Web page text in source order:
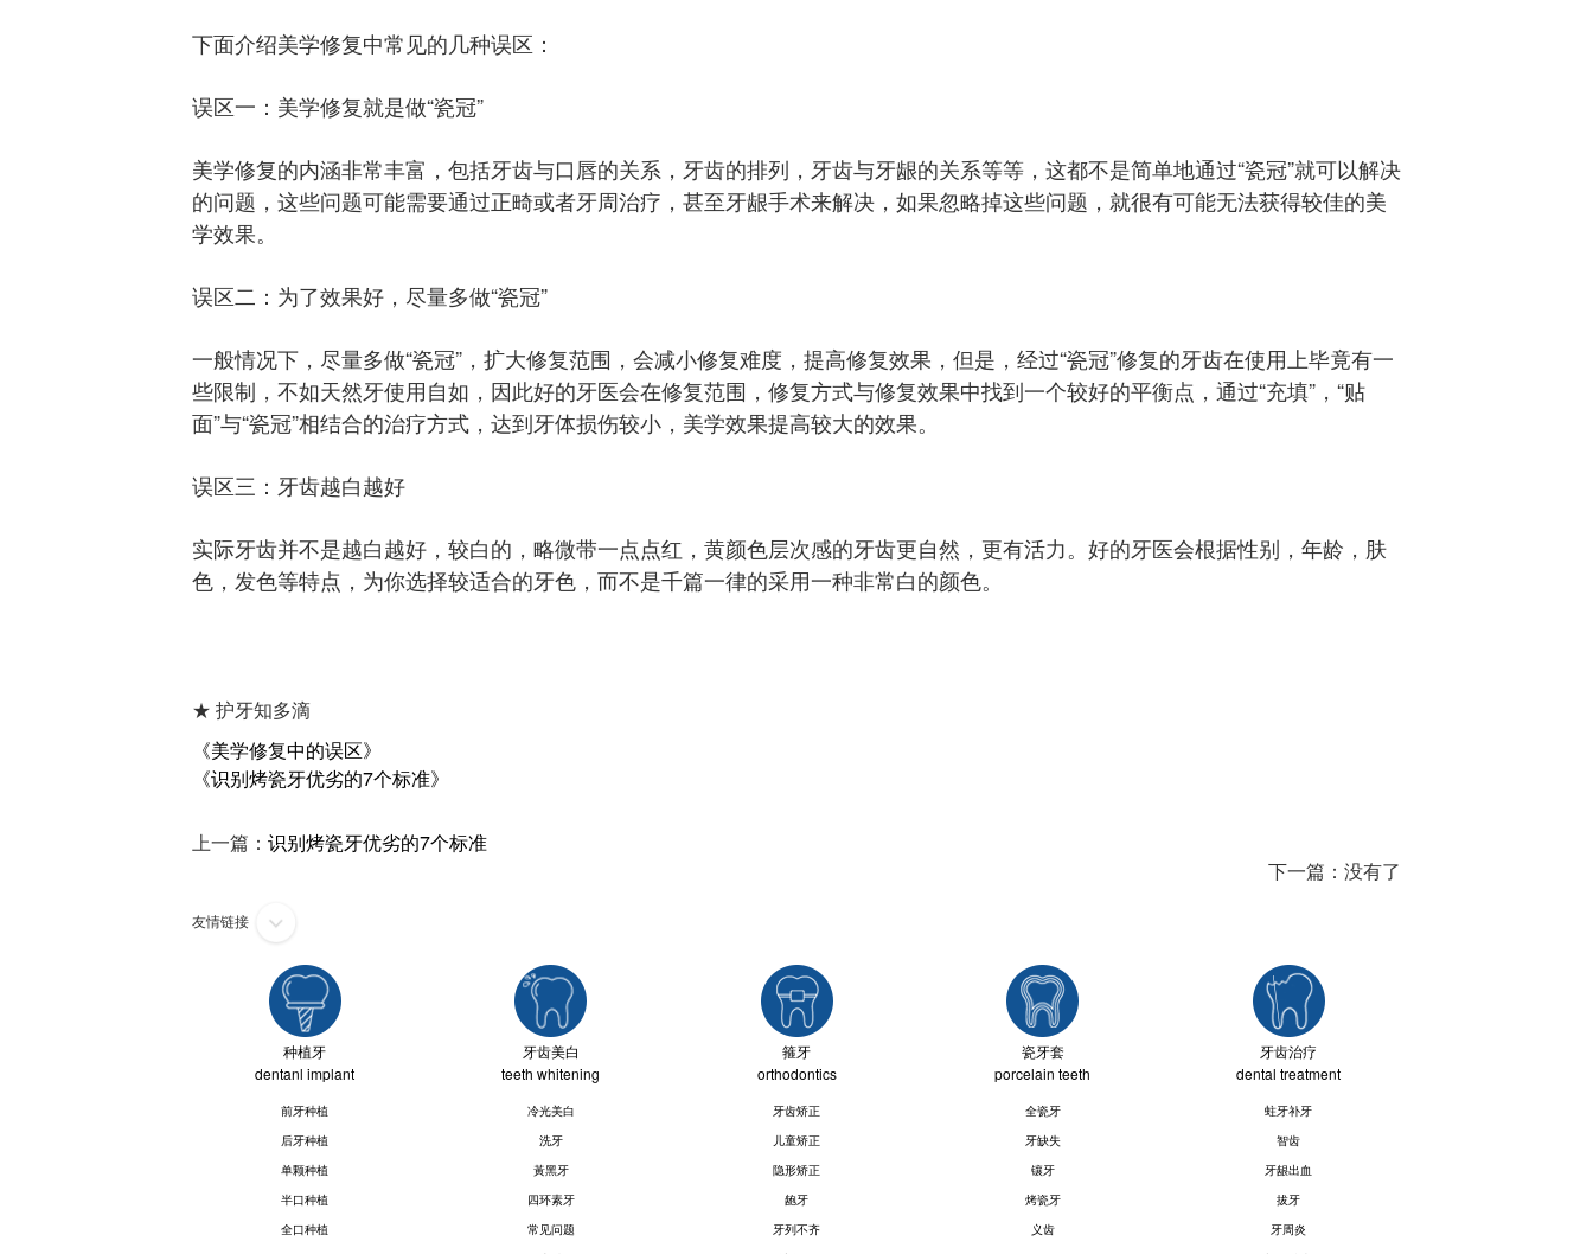
下面介绍美学修复中常见的几种误区：
误区一：美学修复就是做“瓷冠”
美学修复的内涵非常丰富，包括牙齿与口唇的关系，牙齿的排列，牙齿与牙龈的关系等等，这都不是简单地通过“瓷冠”就可以解决
的问题，这些问题可能需要通过正畸或者牙周治疗，甚至牙龈手术来解决，如果忽略掉这些问题，就很有可能无法获得较佳的美
学效果。
误区二：为了效果好，尽量多做“瓷冠”
一般情况下，尽量多做“瓷冠”，扩大修复范围，会减小修复难度，提高修复效果，但是，经过“瓷冠”修复的牙齿在使用上毕竟有一
些限制，不如天然牙使用自如，因此好的牙医会在修复范围，修复方式与修复效果中找到一个较好的平衡点，通过“充填”，“贴
面”与“瓷冠”相结合的治疗方式，达到牙体损伤较小，美学效果提高较大的效果。
误区三：牙齿越白越好
实际牙齿并不是越白越好，较白的，略微带一点点红，黄颜色层次感的牙齿更自然，更有活力。好的牙医会根据性别，年龄，肤
色，发色等特点，为你选择较适合的牙色，而不是千篇一律的采用一种非常白的颜色。
★ 护牙知多滴
《美学修复中的误区》
《识别烤瓷牙优劣的7个标准》
上一篇： 识别烤瓷牙优劣的7个标准
下一篇：没有了
友情链接
种植牙
dentanl implant
前牙种植
后牙种植
单颗种植
半口种植
全口种植
牙齿美白
teeth whitening
冷光美白
洗牙
黃黑牙
四环素牙
常见问题
箍牙
orthodontics
牙齿矫正
儿童矫正
隐形矫正
龅牙
牙列不齐
瓷牙套
porcelain teeth
全瓷牙
牙缺失
镶牙
烤瓷牙
义齿
牙齿治疗
dental treatment
蛀牙补牙
智齿
牙龈出血
拔牙
牙周炎